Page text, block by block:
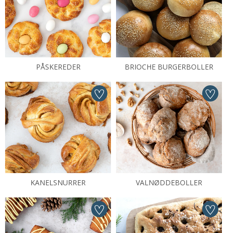
PÅSKEREDER BRIOCHE BURGERBOLLER
KANELSNURRER VALNØDDEBOLLER